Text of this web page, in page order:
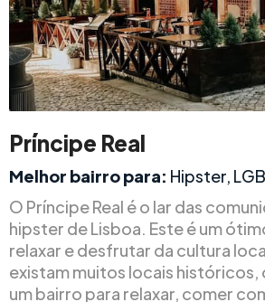
Príncipe Real
Melhor bairro para: Hipster,
O Príncipe Real é o lar das
hipster de Lisboa. Este é um
relaxar e desfrutar da cultura
existam muitos locais históricos,
um bairro para relaxar, comer